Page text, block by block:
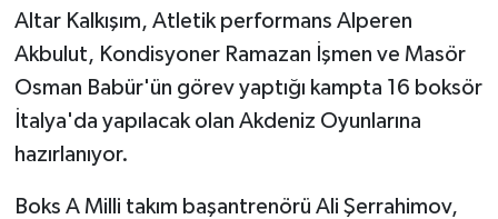
Altar Kalkışım, Atletik performans Alperen
Akbulut, Kondisyoner Ramazan İşmen ve Masör
Osman Babür'ün görev yaptığı kampta 16 boksör
İtalya'da yapılacak olan Akdeniz Oyunlarına
hazırlanıyor.
Boks A Milli takım başantrenörü Ali Şerrahimov,